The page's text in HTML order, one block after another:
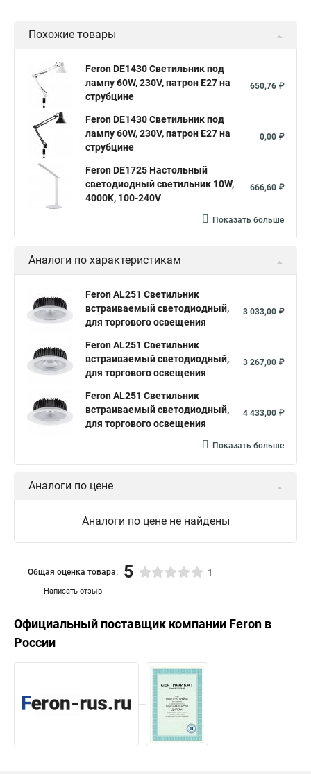
Похожие товары
Feron DE1430 Светильник под
лампу 60W, 230V, патрон E27 на
струбцине
650,76 ₽
Feron DE1430 Светильник под
лампу 60W, 230V, патрон E27 на
струбцине
0,00 ₽
Feron DE1725 Настольный
светодиодный светильник 10W,
4000K, 100-240V
666,60 ₽
Показать больше
Аналоги по характеристикам
Feron AL251 Светильник
встраиваемый светодиодный,
для торгового освещения
3 033,00 ₽
Feron AL251 Светильник
встраиваемый светодиодный,
для торгового освещения
3 267,00 ₽
Feron AL251 Светильник
встраиваемый светодиодный,
для торгового освещения
4 433,00 ₽
Показать больше
Аналоги по цене
Аналоги по цене не найдены
Написать отзыв
Общая оценка товара: 5 1
Официальный поставщик компании Feron в
России